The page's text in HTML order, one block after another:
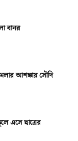
বানর
আশঙ্কায় সৌদি
এসে ছাত্রের